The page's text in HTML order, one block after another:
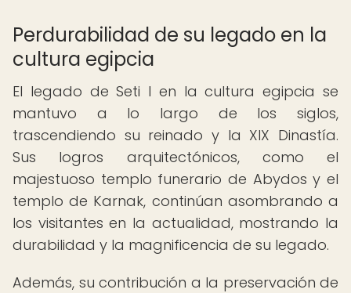
Perdurabilidad de su legado en la
cultura egipcia
El legado de Seti I en la cultura egipcia se
mantuvo a lo largo de los siglos,
trascendiendo su reinado y la XIX Dinastía.
Sus logros arquitectónicos, como el
majestuoso templo funerario de Abydos y el
templo de Karnak, continúan asombrando a
los visitantes en la actualidad, mostrando la
durabilidad y la magnificencia de su legado.
Además, su contribución a la preservación de